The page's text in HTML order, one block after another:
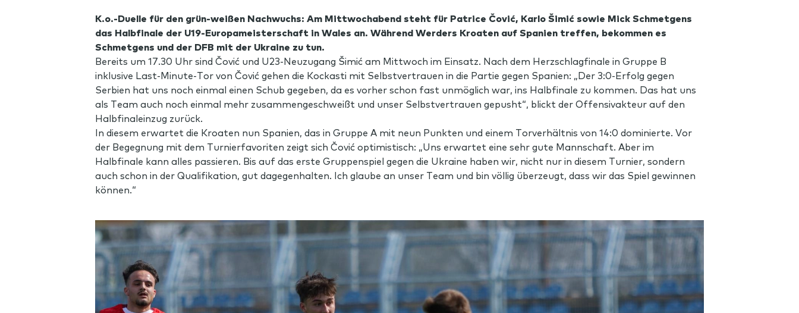
K.o.-Duelle für den grün-weißen Nachwuchs: Am Mittwochabend steht für Patrice Čović, KarloŠimić sowie Mick Schmetgens
das Halbfinale der U19-Europameisterschaft in Wales an. Während Werders Kroaten auf Spanien treffen, bekommen es
Schmetgens und der DFB mit der Ukraine zu tun.
Bereits um 17.30 Uhr sind Čović und U23-Neuzugang Šimićam Mittwoch im Einsatz. Nach dem Herzschlagfinale in Gruppe B
inklusive Last-Minute-Tor von Čović gehen die Kockasti mit Selbstvertrauen in die Partie gegen Spanien: „Der 3:0-Erfolg gegen
Serbien hat uns noch einmal einen Schub gegeben, da es vorher schon fast unmöglich war, ins Halbfinale zu kommen. Das hat uns
als Team auch noch einmal mehr zusammengeschweißt und unser Selbstvertrauen gepusht“, blickt der Offensivakteur auf den
Halbfinaleinzug zurück.
In diesem erwartet die Kroaten nun Spanien, das in Gruppe A mit neun Punkten und einem Torverhältnis von 14:0 dominierte. Vor
der Begegnung mit dem Turnierfavoriten zeigt sich Čović optimistisch: „Uns erwartet eine sehr gute Mannschaft. Aber im
Halbfinale kann alles passieren. Bis auf das erste Gruppenspiel gegen die Ukraine haben wir, nicht nur in diesem Turnier, sondern
auch schon in der Qualifikation, gut dagegenhalten. Ich glaube an unser Team und bin völlig überzeugt, dass wir das Spiel gewinnen
können.“